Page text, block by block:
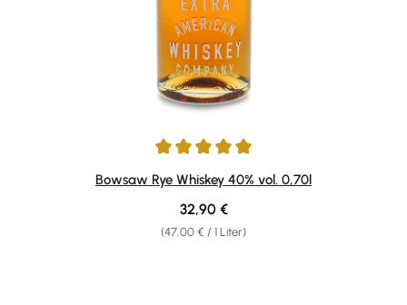
Durchschnittliche Bewertung von 5 von 5 Sternen
Bowsaw Rye Whiskey 40% vol. 0,70l
(47,00 € / 1 Liter)
Regulärer Preis:
32,90 €